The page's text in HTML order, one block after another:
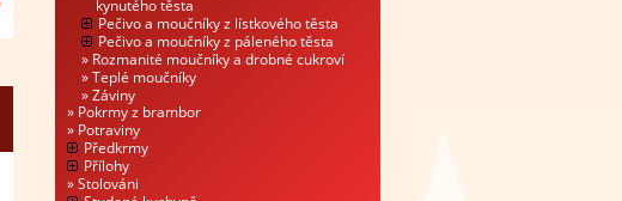
kynutého těsta
Pečivo a moučníky z lístkového těsta
Pečivo a moučníky z páleného těsta
Rozmanité moučníky a drobné cukroví
Teplé moučníky
Záviny
Pokrmy z brambor
Potraviny
Předkrmy
Přílohy
Stolováni